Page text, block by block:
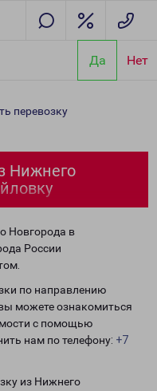
Да Нет
перевозку
Нижнего
Новгорода в
России
по направлению
можете ознакомиться
с помощью
нам по телефону: +7
из Нижнего